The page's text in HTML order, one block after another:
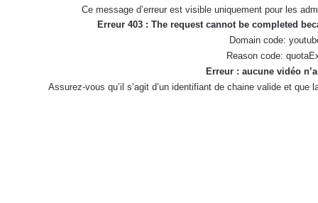
Ce message d’erreur est visible uniquement pour les
Erreur 403 : The request cannot be completed
Domain code:
Reason code:
Erreur : aucune vidéo
Assurez-vous qu’il s’agit d’un identifiant de chaine valide et